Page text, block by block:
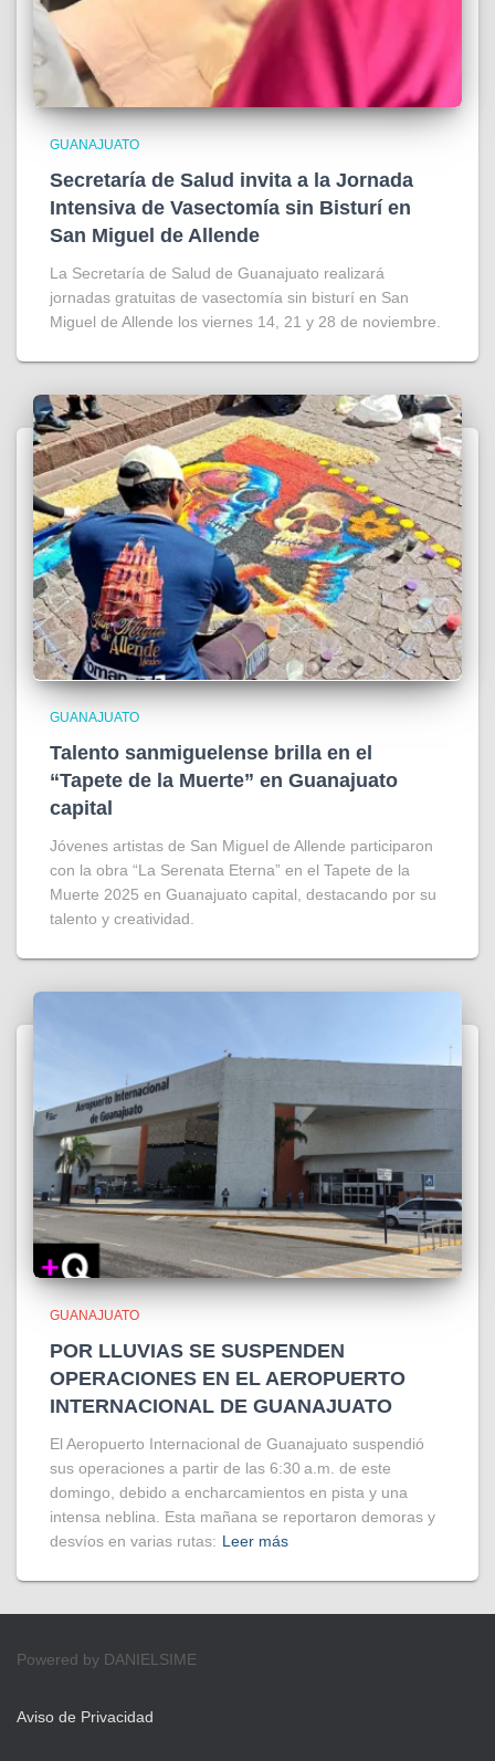
GUANAJUATO
Secretaría de Salud invita a la Jornada
Intensiva de Vasectomía sin Bisturí en
San Miguel de Allende
La Secretaría de Salud de Guanajuato realizará
jornadas gratuitas de vasectomía sin bisturí en San
Miguel de Allende los viernes 14, 21 y 28 de noviembre.
GUANAJUATO
Talento sanmiguelense brilla en el
“Tapete de la Muerte” en Guanajuato
capital
Jóvenes artistas de San Miguel de Allende participaron
con la obra “La Serenata Eterna” en el Tapete de la
Muerte 2025 en Guanajuato capital, destacando por su
talento y creatividad.
GUANAJUATO
POR LLUVIAS SE SUSPENDEN
OPERACIONES EN EL AEROPUERTO
INTERNACIONAL DE GUANAJUATO
El Aeropuerto Internacional de Guanajuato suspendió
sus operaciones a partir de las 6:30 a.m. de este
domingo, debido a encharcamientos en pista y una
intensa neblina. Esta mañana se reportaron demoras y
desvíos en varias rutas: Leer más
Powered by DANIELSIME
Aviso de Privacidad